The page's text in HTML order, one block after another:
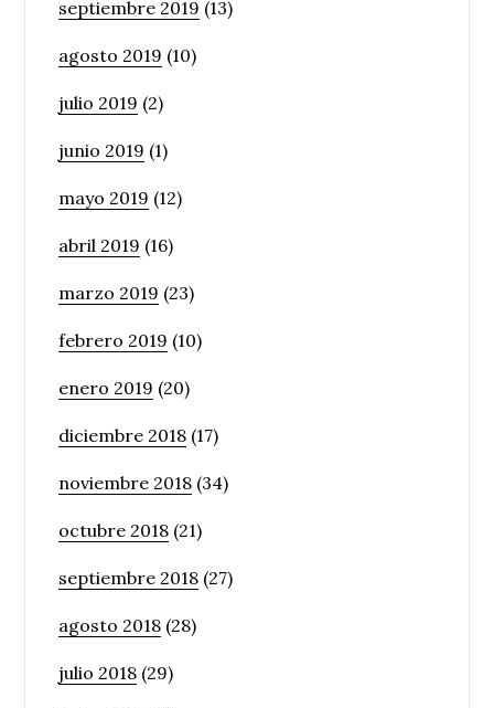
septiembre 2019 (13)
agosto 2019 (10)
julio 2019 (2)
junio 2019 (1)
mayo 2019 (12)
abril 2019 (16)
marzo 2019 (23)
febrero 2019 (10)
enero 2019 (20)
diciembre 2018 (17)
noviembre 2018 (34)
octubre 2018 (21)
septiembre 2018 (27)
agosto 2018 (28)
julio 2018 (29)